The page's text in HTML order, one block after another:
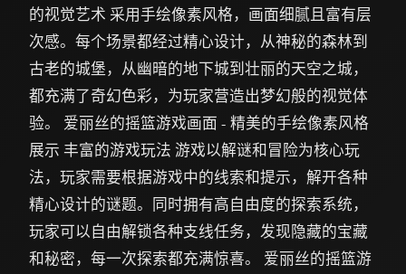
的视觉艺术 采用手绘像素风格，画面细腻且富有层
次感。每个场景都经过精心设计，从神秘的森林到
古老的城堡，从幽暗的地下城到壮丽的天空之城，
都充满了奇幻色彩，为玩家营造出梦幻般的视觉体
验。 爱丽丝的摇篮游戏画面 - 精美的手绘像素风格
展示 丰富的游戏玩法 游戏以解谜和冒险为核心玩
法，玩家需要根据游戏中的线索和提示，解开各种
精心设计的谜题。同时拥有高自由度的探索系统，
玩家可以自由解锁各种支线任务，发现隐藏的宝藏
和秘密，每一次探索都充满惊喜。 爱丽丝的摇篮游